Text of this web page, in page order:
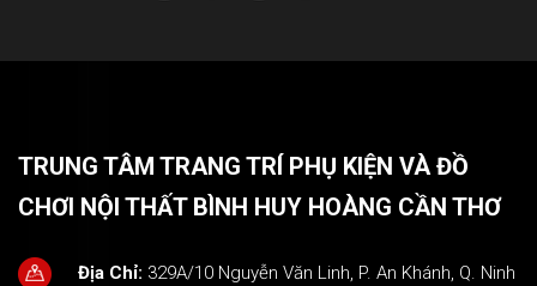
TRUNG TÂM TRANG TRÍ PHỤ KIỆN VÀ ĐỒ
CHƠI NỘI THẤT BÌNH HUY HOÀNG CẦN THƠ
Địa Chỉ: 329A/10 Nguyễn Văn Linh, P. An Khánh, Q. Ninh